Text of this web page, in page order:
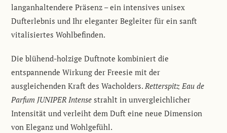
langanhaltendere Präsenz – ein intensives unisex
Dufterlebnis und Ihr eleganter Begleiter für ein sanft
vitalisiertes Wohlbefinden.
Die blühend-holzige Duftnote kombiniert die
entspannende Wirkung der Freesie mit der
ausgleichenden Kraft des Wacholders.Retterspitz Eau de
Parfum JUNIPER Intense strahlt in unvergleichlicher
Intensität und verleiht dem Duft eine neue Dimension
von Eleganz und Wohlgefühl.